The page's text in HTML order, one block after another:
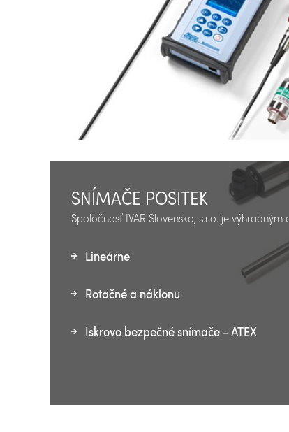
SNÍMAČE POSITEK
Spoločnosť IVAR Slovensko, s.r.o. je
Lineárne
Rotačné a náklonu
Iskrovo bezpečné snímače - ATEX